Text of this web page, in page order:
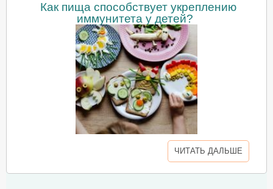
Как пища способствует укреплению
иммунитета у детей?
ЧИТАТЬ ДАЛЬШЕ